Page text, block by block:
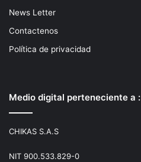
News Letter
Contactenos
Política de privacidad
Medio digital perteneciente a :
CHIKAS S.A.S
NIT 900.533.829-0